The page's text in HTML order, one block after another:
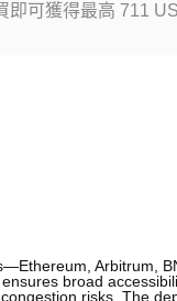
即可獲得最高 711
Arbitrum,
broad
risks. The